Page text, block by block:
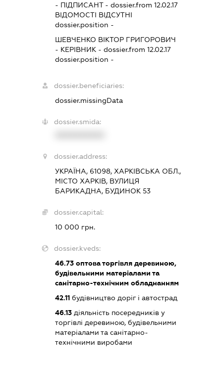
- ПІДПИСАНТ- dossier.from 12.02.17
ВІДОМОСТІ ВІДСУТНІ
dossier.position -
ШЕВЧЕНКО ВІКТОР ГРИГОРОВИЧ
- КЕРІВНИК - dossier.from 12.02.17
dossier.position -
dossier.beneficiaries:
dossier.missingData
dossier.smida:
dossier.address:
УКРАЇНА, 61098, ХАРКІВСЬКА ОБЛ.,
МІСТО ХАРКІВ, ВУЛИЦЯ
БАРИКАДНА, БУДИНОК 53
dossier.capital:
10 000 грн.
dossier.kveds:
46.73оптова торгівля деревиною,
будівельними матеріалами та
санітарно-технічним обладнанням
42.11будівництво доріг і автострад
46.13діяльність посередників у
торгівлі деревиною, будівельними
матеріалами та санітарно-
технічними виробами